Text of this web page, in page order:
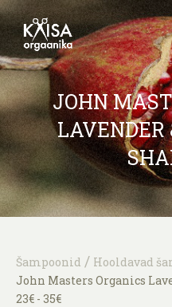
JOHN
LAVENDER
Šampoonid / Hooldavad
John Masters Organics
23€ - 35€